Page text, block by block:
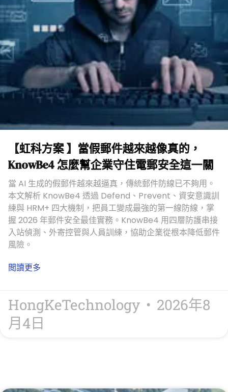
【虹科方案 】當假郵件越來越像真的，
KnowBe4 怎麼幫企業守住電郵安全這一關
當 AI 生成的假郵件越來越逼真，傳統郵件防線已不夠用。
本文解析 KnowBe4 透過 Defend、Prevent、資安意識訓
練與 HRM+ 四大機制，把員工變成最強的第一線防線，掌
握 2026 年郵件安全最佳實務。KnowBe4 用四層防護串接
入站偵測、外寄控管與人員訓練，協助企業從根本降低郵件
風險。
閲讀更多
HongKeTechnology
2026年8
月4日